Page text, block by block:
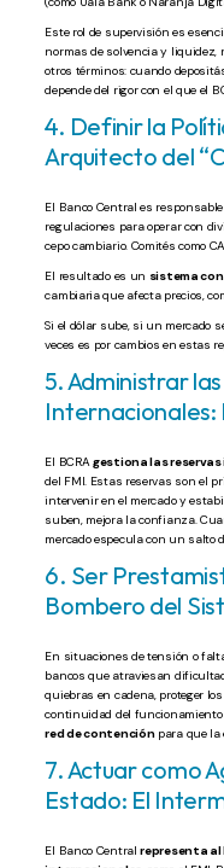
Este rol de supervisión es
normas de solvencia y liquidez,
otros términos: cuando
depende del rigor con el que el
4. Definir la
Arquitecto del
El Banco Central es
regulaciones para operar con
cepo cambiario. Comités como
El resultado es un sistema
cambiaria que afecta precios,
Si el dólar sube, si un mercado
veces es por cambios en estas
5. Administrar
Internacionales:
El BCRAgestiona las
del FMI. Estas reservas son el
intervenir en el mercado y
suben, mejora la confianza.
mercado especula con un salto
6. Ser
Bombero del
En situaciones de tensión o
bancos que atraviesan
quiebras en cadena, proteger
continuidad del
red de contenciónpara que la
7. Actuar como
Estado: El
El Banco Centralrepresenta al